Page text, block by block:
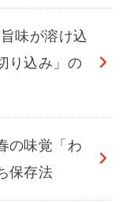
味が溶け込
り込み」の
の味覚「わ
保存法